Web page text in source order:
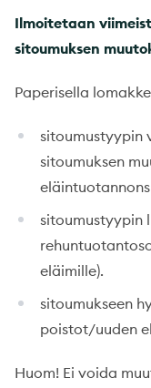
Ilmoitetaan
sitoumuksen
Paperisella
sitoumustyypin
sitoumuksen
sitoumustyypin
eläimille).
sitoumukseen
poistot/uuden
Huom! Ei voida